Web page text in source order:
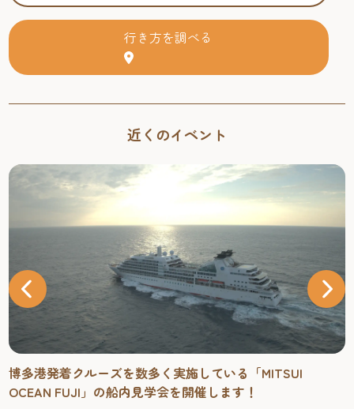
行き方を調べる
近くのイベント
博多港発着クルーズを数多く実施している「MITSUI
OCEAN FUJI」の船内見学会を開催します！